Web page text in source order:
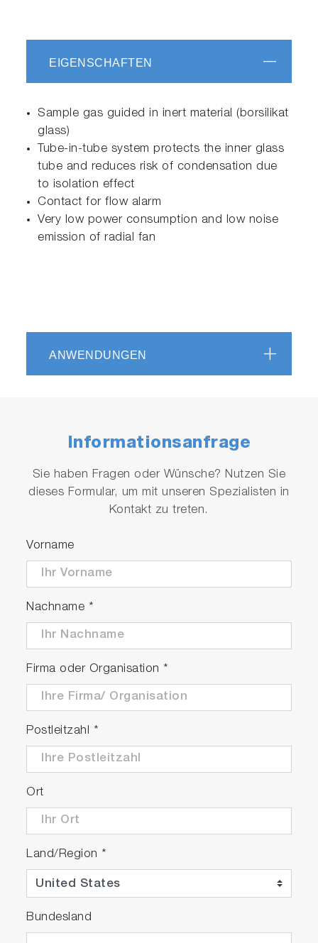
EIGENSCHAFTEN
Sample gas guided in inert material (borsilikat
glass)
Tube-in-tube system protects the inner glass
tube and reduces risk of condensation due
to isolation effect
Contact for flow alarm
Very low power consumption and low noise
emission of radial fan
ANWENDUNGEN
Informationsanfrage
Sie haben Fragen oder Wünsche? Nutzen Sie
dieses Formular, um mit unseren Spezialisten in
Kontakt zu treten.
Vorname
Nachname *
Firma oder Organisation *
Postleitzahl *
Ort
Land/Region *
Bundesland